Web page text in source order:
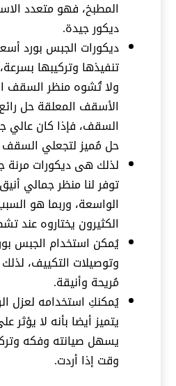
المطبخ، فهو متعدد
ديكور جيدة.
ديكورات الجبس بورد
تنفيذها وتركيبها
ولا تُشوه منظر السقف
الأسقف المعلقة حل
السقف، فإذا كان عالي
حل مُميز لتجعلي السقف
لذلك هى ديكورات مرنة
توفر لنا منظر جمالي
الواسعة، وربما هو
الكثيرون يختاروه عند
يُمكن استخدام الجبس
وتوصيلات التكييف،
مُريحة وأنيقة.
يُمكنكِ استخدامه لعزل
يتميز أيضا بأنه لا يؤثر
يسهل صيانته وفكه
وقت إذا أردت.